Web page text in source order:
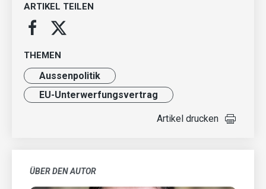
ARTIKEL TEILEN
THEMEN
Aussenpolitik
EU-Unterwerfungsvertrag
Artikel drucken
ÜBER DEN AUTOR